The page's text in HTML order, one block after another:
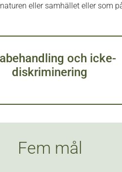
eller samhället eller som
och icke-
diskriminering
Fem mål